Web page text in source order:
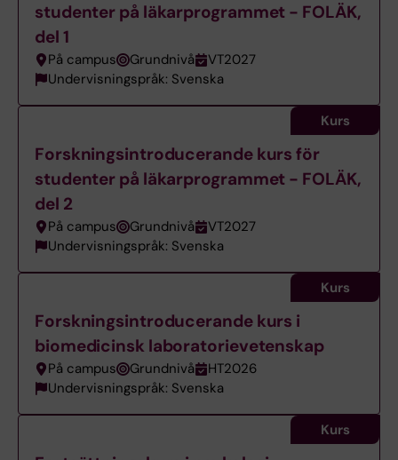
studenter på läkarprogrammet - FOLÄK,
del 1
På campus Grundnivå
VT2027
Undervisningspråk: Svenska
Forskningsintroducerande kurs för
studenter på läkarprogrammet - FOLÄK,
del 2
På campus Grundnivå
VT2027
Undervisningspråk: Svenska
Kurs
Forskningsintroducerande kurs i
biomedicinsk laboratorievetenskap
På campus Grundnivå
HT2026
Undervisningspråk: Svenska
Kurs
Kurs